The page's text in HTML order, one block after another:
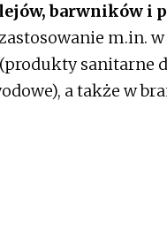
barwników i
m.in.
sanitarne
a także w